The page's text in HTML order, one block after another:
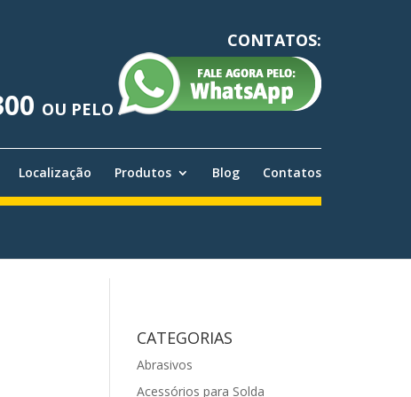
CONTATOS:
OU PELO
Localização Produtos Blog Contatos
CATEGORIAS
Abrasivos
Acessórios para Solda